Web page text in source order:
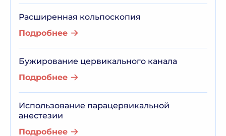
Расширенная кольпоскопия
Подробнее
Бужирование цервикального канала
Подробнее
Использование парацервикальной
анестезии
Подробнее